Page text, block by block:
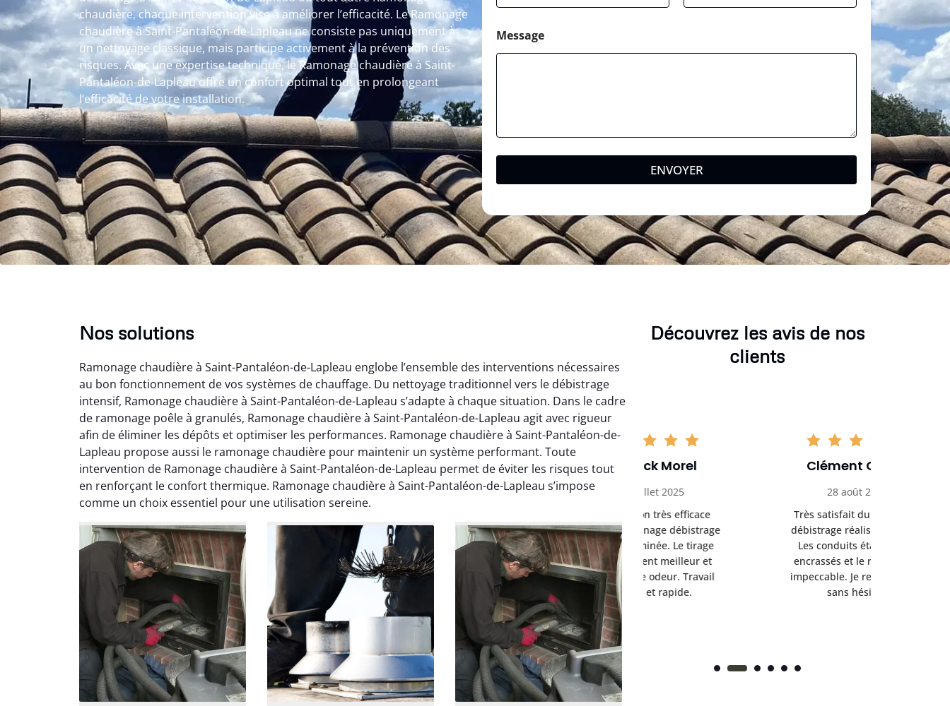
chaudière, chaque intervention vise à améliorer l’efficacité. Le Ramonage
chaudière à Saint-Pantaléon-de-Lapleau ne consiste pas uniquement à
un nettoyage classique, mais participe activement à la prévention des
risques. Avec une expertise technique, le Ramonage chaudière à Saint-
Pantaléon-de-Lapleau offre un confort optimal tout en prolongeant
l’efficacité de votre installation.
Message
ENVOYER
Nos solutions
Ramonage chaudière à Saint-Pantaléon-de-Lapleau englobe l’ensemble des interventions nécessaires
au bon fonctionnement de vos systèmes de chauffage. Du nettoyage traditionnel vers le débistrage
intensif, Ramonage chaudière à Saint-Pantaléon-de-Lapleau s’adapte à chaque situation. Dans le cadre
de ramonage poêle à granulés, Ramonage chaudière à Saint-Pantaléon-de-Lapleau agit avec rigueur
afin de éliminer les dépôts et optimiser les performances. Ramonage chaudière à Saint-Pantaléon-de-
Lapleau propose aussi le ramonage chaudière pour maintenir un système performant. Toute
intervention de Ramonage chaudière à Saint-Pantaléon-de-Lapleau permet de éviter les risques tout
en renforçant le confort thermique. Ramonage chaudière à Saint-Pantaléon-de-Lapleau s’impose
comme un choix essentiel pour une utilisation sereine.
Découvrez les avis de nos
clients
Nicolas Perrin
22 janvier 2026
propre pour le ramonage
débistrage. On sent tout de
suite la différence au niveau
du tirage. Très satisfait.
Yannick Morel
12 juillet 2025
pour le ramonage débistrage
de ma cheminée. Le tirage
est nettement meilleur et
plus aucune odeur. Travail
propre et rapide.
Clément Girard
Très satisfait du ramonage
débistrage réalisé chez moi.
Les conduits étaient bien
encrassés et le résultat est
impeccable. Je recommande